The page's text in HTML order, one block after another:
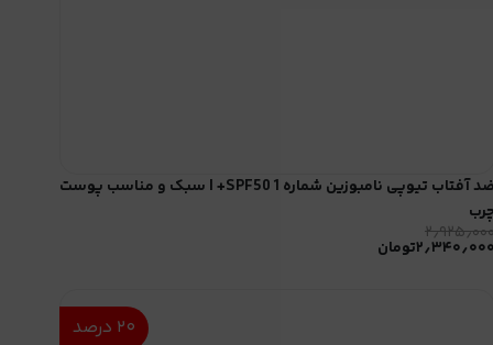
ضد آفتاب تیوپی نامبوزین شماره 1 SPF50+ | سبک و مناسب پوست
چرب
۲٫۳۴۰٫۰۰۰تومان
۲۰ درصد